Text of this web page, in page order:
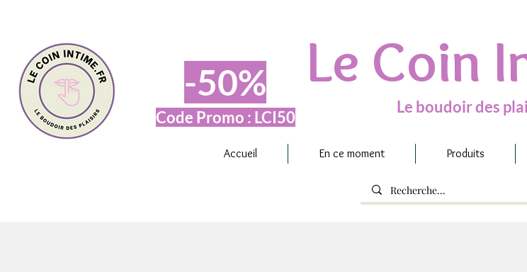
Le Coin
Le boudoir des
-50%
Code Promo : LCI50
Accueil En ce moment Produits